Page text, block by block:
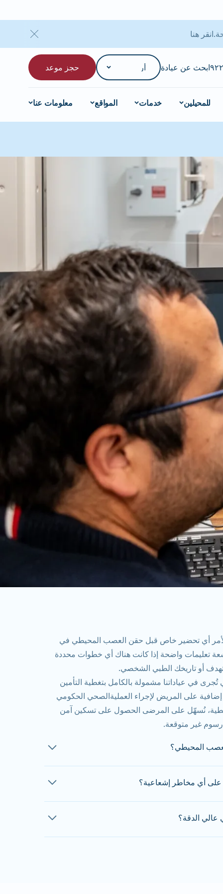
ابحث عن عيادة حجز موعد
للمحيلين خدمات المواقع معلومات عنا
أي تحضير خاص قبل حقن العصب المحيطي في
تعليمات واضحة إذا كانت هناك أي خطوات محددة
أو تاريخك الطبي الشخصي.
في عياداتنا مشمولة بالكامل بتغطية التأمين
الصحي الحكوميإضافية على المريض لإجراء العملية
نُسهّل على المرضى الحصول على تسكين آمن
غير متوقعة.
المحيطي؟
ذلك للتأكد من راحتك قبل المغادرة. قد يختلف الوقت
سيؤكد فريق الاستقبال لدينا المدة المتوقعة
أي مخاطر إشعاعية؟
على كمية الإشعاع المستخدمة عند أدنى مستوى
يُمكّن التوجيه بالتصوير المقطعي المحوسب أخصائي
عالي الدقة؟
انقر هنا